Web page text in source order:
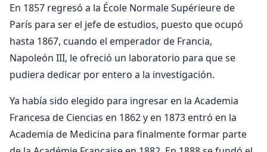
En 1857 regresó a la École Normale Supérieure de
París para ser el jefe de estudios, puesto que ocupó
hasta 1867, cuando el emperador de Francia,
Napoleón III, le ofreció un laboratorio para que se
pudiera dedicar por entero a la investigación.
Ya había sido elegido para ingresar en la Academia
Francesa de Ciencias en 1862 y en 1873 entró en la
Academia de Medicina para finalmente formar parte